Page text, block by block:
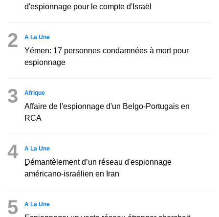
d'espionnage pour le compte d'Israël
2 A La Une
Yémen: 17 personnes condamnées à mort pour
espionnage
3 Afrique
Affaire de l'espionnage d'un Belgo-Portugais en
RCA
4 A La Une
ِِِDémantèlement d’un réseau d'espionnage
américano-israélien en Iran
5 A La Une